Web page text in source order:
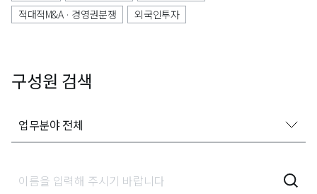
적대적M&A · 경영권분쟁
외국인투자
구성원 검색
업무분야 전체
가사상속분쟁